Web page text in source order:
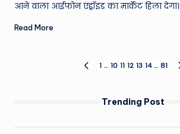
आने वाला आईफोन एंड्रॉइड का मार्केट हिला देगा।
Read More
pagination
PREVIOUS
1 … 10 11 12 13 14 … 81
Trending Post